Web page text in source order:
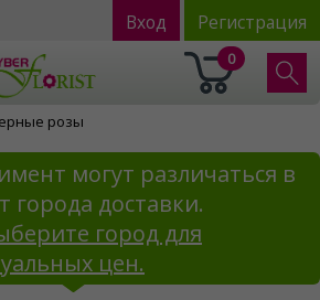
Вход Регистрация
0
розы
могут различаться в
города доставки.
город для
цен.